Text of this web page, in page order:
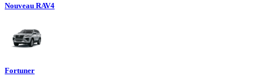
Nouveau RAV4
Fortuner